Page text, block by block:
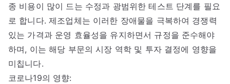
종 비용이 많이 드는 수정과 광범위한 테스트 단계를 필요
로 합니다. 제조업체는 이러한 장애물을 극복하여 경쟁력
있는 가격과 운영 효율성을 유지하면서 규정을 준수해야
하며, 이는 해당 부문의 시장 역학 및 투자 결정에 영향을
미칩니다.
코로나19의 영향: